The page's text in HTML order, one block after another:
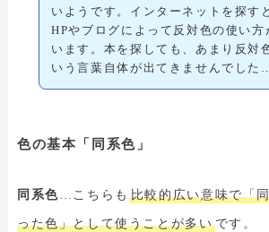
いようです。インターネットを探す
HPやブログによって反対色の使い方
います。本を探しても、あまり反対
いう言葉自体が出てきませんでした
色の基本「同系色」
同系色…こちらも 比較的広い意味で「
った色」として使うことが多いです。